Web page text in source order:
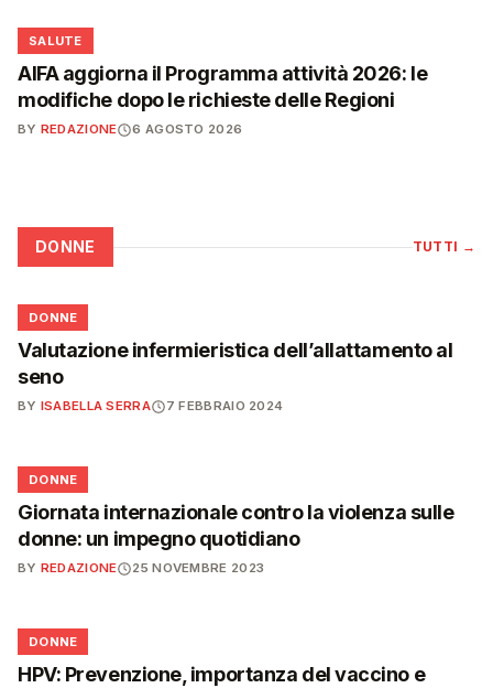
❤️
SALUTE
AIFA aggiorna il Programma attività 2026: le
modifiche dopo le richieste delle Regioni
BY REDAZIONE 6 AGOSTO 2026
DONNE TUTTI →
🌸
DONNE
Valutazione infermieristica dell’allattamento al
seno
BY ISABELLA SERRA 7 FEBBRAIO 2024
🌸
DONNE
Giornata internazionale contro la violenza sulle
donne: un impegno quotidiano
BY REDAZIONE 25 NOVEMBRE 2023
🌸
DONNE
HPV: Prevenzione, importanza del vaccino e